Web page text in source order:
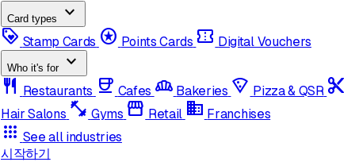
Card types
expand_more
loyalty Stamp Cards stars Points Cards confirmation_number Digital Vouchers
Who it's for expand_more
restaurant Restaurants coffee Cafes bakery_dining Bakeries local_pizza Pizza & QSR content_cut
Hair Salons fitness_center Gyms storefront Retail domain Franchises
apps See all industries
시작하기